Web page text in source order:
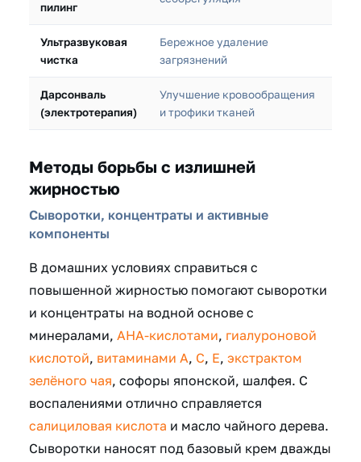
пилинг
Ультразвуковая
чистка
Бережное удаление
загрязнений
Дарсонваль
(электротерапия)
Улучшение кровообращения
и трофики тканей
Методы борьбы с излишней
жирностью
Сыворотки, концентраты и активные
компоненты
В домашних условиях справиться с
повышенной жирностью помогают сыворотки
и концентраты на водной основе с
минералами, АНА-кислотами, гиалуроновой
кислотой, витаминами А, С, Е, экстрактом
зелёного чая, софоры японской, шалфея. С
воспалениями отлично справляется
салициловая кислота и масло чайного дерева.
Сыворотки наносят под базовый крем дважды